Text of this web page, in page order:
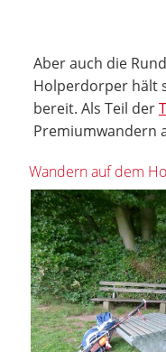
Aber auch die
Holperdorper hält
bereit. Als Teil der
Premiumwandern
Wandern auf dem